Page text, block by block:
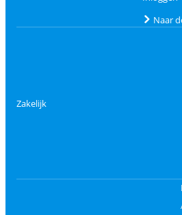
Naar
Zakelijk